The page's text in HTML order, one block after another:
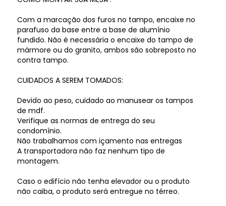
Com a marcação dos furos no tampo, encaixe no
parafuso da base entre a base de alumínio
fundido. Não é necessária o encaixe do tampo de
mármore ou do granito, ambos são sobreposto no
contra tampo.
CUIDADOS A SEREM TOMADOS:
Devido ao peso, cuidado ao manusear os tampos
de mdf.
Verifique as normas de entrega do seu
condomínio.
Não trabalhamos com içamento nas entregas
A transportadora não faz nenhum tipo de
montagem.
Caso o edifício não tenha elevador ou o produto
não caiba, o produto será entregue no térreo.